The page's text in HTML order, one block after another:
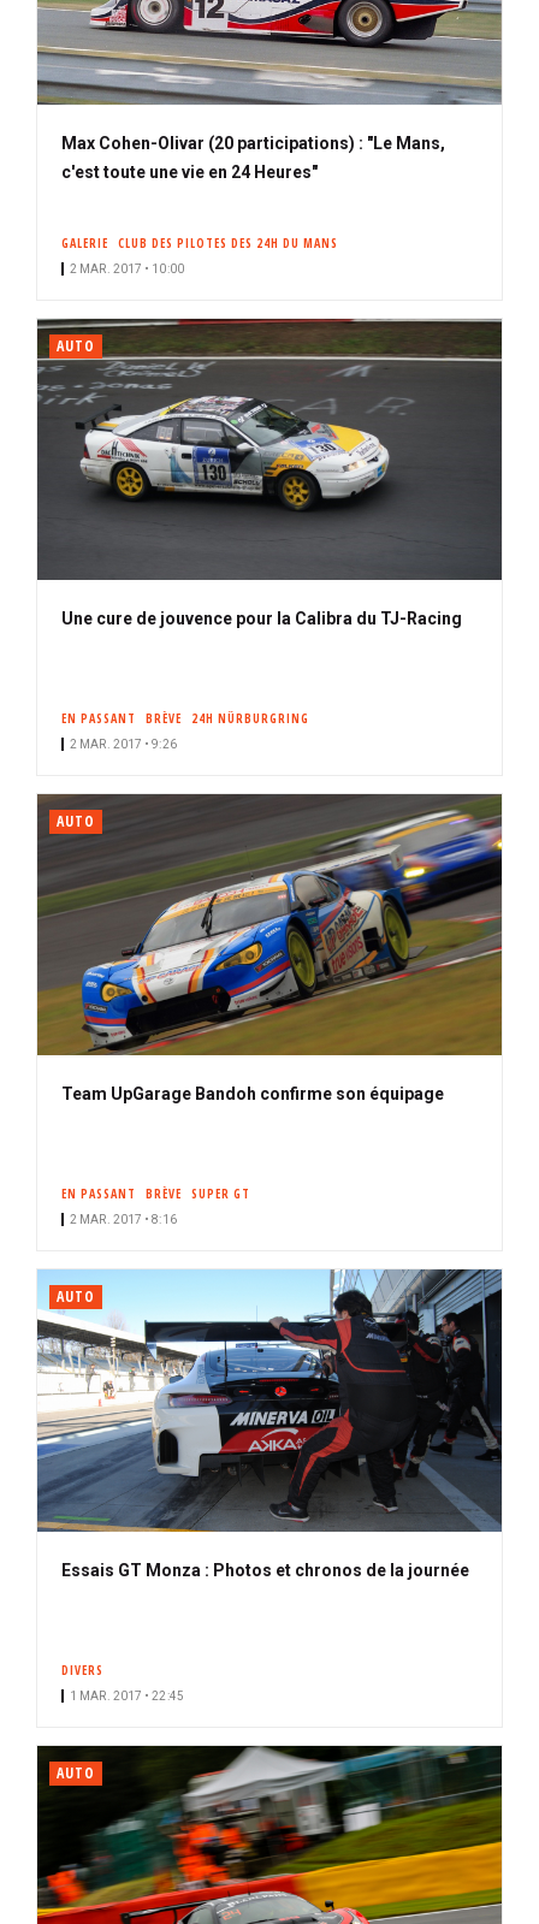
Max Cohen-Olivar (20 participations) : "Le Mans,
c'est toute une vie en 24 Heures"
GALERIE CLUB DES PILOTES DES 24H DU MANS
2 MAR. 2017 • 10:00
AUTO
Une cure de jouvence pour la Calibra du TJ-Racing
EN PASSANT BRÈVE 24H NÜRBURGRING
2 MAR. 2017 • 9:26
AUTO
Team UpGarage Bandoh confirme son équipage
EN PASSANT BRÈVE SUPER GT
2 MAR. 2017 • 8:16
AUTO
Essais GT Monza : Photos et chronos de la journée
DIVERS
1 MAR. 2017 • 22:45
AUTO